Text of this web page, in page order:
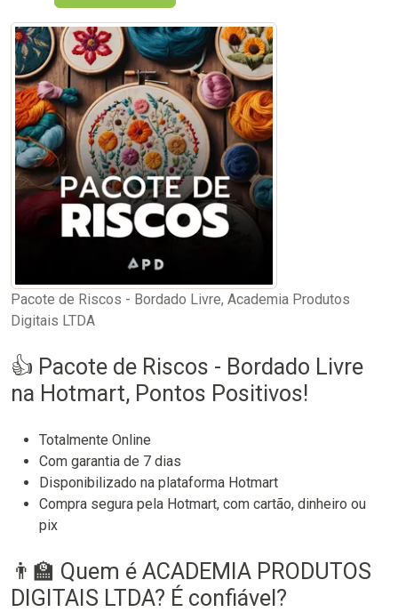
Pacote de Riscos - Bordado Livre, Academia Produtos
Digitais LTDA
👍 Pacote de Riscos - Bordado Livre
na Hotmart, Pontos Positivos!
Totalmente Online
Com garantia de 7 dias
Disponibilizado na plataforma Hotmart
Compra segura pela Hotmart, com cartão, dinheiro ou
pix
👨‍🏫 Quem é ACADEMIA PRODUTOS
DIGITAIS LTDA? É confiável?